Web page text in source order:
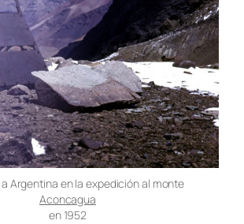
Argentina en la expedición al monte
Aconcagua
en 1952